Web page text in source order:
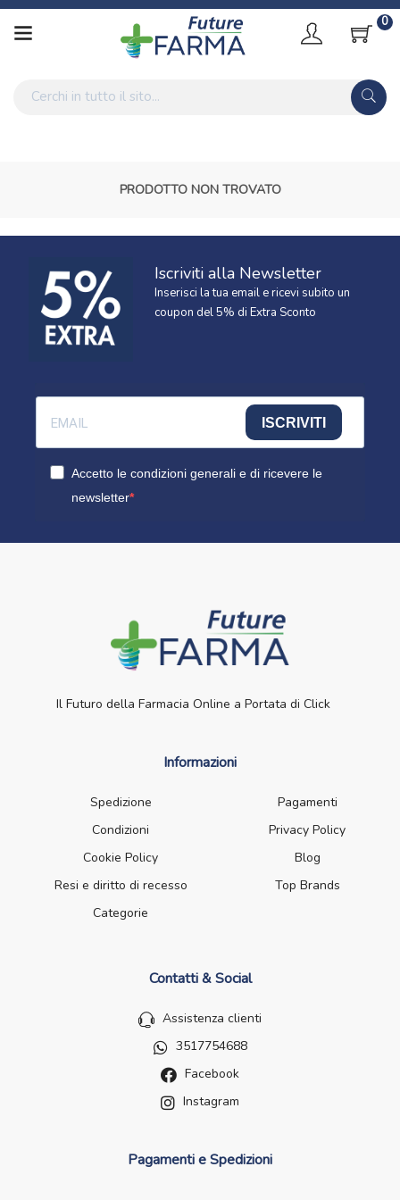
0
PRODOTTO NON TROVATO
Iscriviti alla Newsletter
Inserisci la tua email e ricevi subito un
coupon del 5% di Extra Sconto
ISCRIVITI
Accetto le condizioni generali e di ricevere le
newsletter
Il Futuro della Farmacia Online a Portata di Click
Informazioni
Spedizione
Pagamenti
Condizioni
Privacy Policy
Cookie Policy
Blog
Resi e diritto di recesso
Top Brands
Categorie
Contatti & Social
Assistenza clienti
3517754688
Facebook
Instagram
Pagamenti e Spedizioni